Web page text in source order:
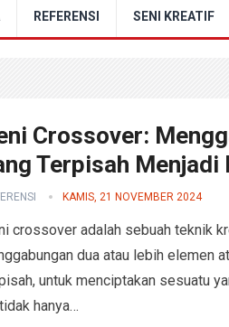
REFERENSI SENI KREATIF
Crossover:
Terpisah Menjadi
KAMIS, 21 NOVEMBER 2024
crossover adalah sebuah teknik
dua atau lebih elemen
untuk menciptakan sesuatu
hanya…